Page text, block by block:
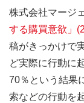
株式会社マージ
する購買意欲」
稿がきっかけで
ど実際に行動に
70％という結果
索などの行動を